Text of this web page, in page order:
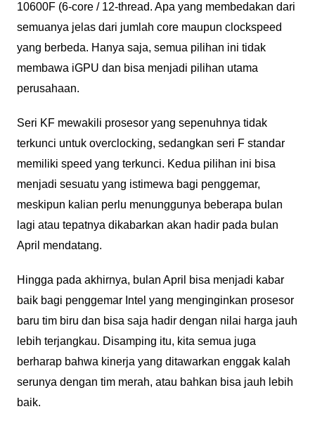
10600F (6-core / 12-thread. Apa yang membedakan dari
semuanya jelas dari jumlah core maupun clockspeed
yang berbeda. Hanya saja, semua pilihan ini tidak
membawa iGPU dan bisa menjadi pilihan utama
perusahaan.
Seri KF mewakili prosesor yang sepenuhnya tidak
terkunci untuk overclocking, sedangkan seri F standar
memiliki speed yang terkunci. Kedua pilihan ini bisa
menjadi sesuatu yang istimewa bagi penggemar,
meskipun kalian perlu menunggunya beberapa bulan
lagi atau tepatnya dikabarkan akan hadir pada bulan
April mendatang.
Hingga pada akhirnya, bulan April bisa menjadi kabar
baik bagi penggemar Intel yang menginginkan prosesor
baru tim biru dan bisa saja hadir dengan nilai harga jauh
lebih terjangkau. Disamping itu, kita semua juga
berharap bahwa kinerja yang ditawarkan enggak kalah
serunya dengan tim merah, atau bahkan bisa jauh lebih
baik.